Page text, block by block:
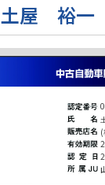
土屋 裕一